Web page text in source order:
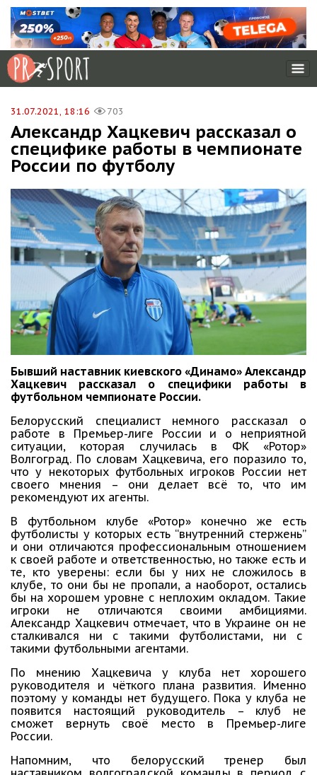
31.07.2021, 18:16 703
Александр Хацкевич рассказал о
специфике работы в чемпионате
России по футболу
Бывший наставник киевского «Динамо» Александр
Хацкевич рассказал о специфики работы в
футбольном чемпионате России.
Белорусский специалист немного рассказал о
работе в Премьер-лиге России и о неприятной
ситуации, которая случилась в ФК «Ротор»
Волгоград. По словам Хацкевича, его поразило то,
что у некоторых футбольных игроков России нет
своего мнения – они делает всё то, что им
рекомендуют их агенты.
В футбольном клубе «Ротор» конечно же есть
футболисты у которых есть “внутренний стержень”
и они отличаются профессиональным отношением
к своей работе и ответственностью, но также есть и
те, кто уверены: если бы у них не сложилось в
клубе, то они бы не пропали, а наоборот, остались
бы на хорошем уровне с неплохим окладом. Такие
игроки не отличаются своими амбициями.
Александр Хацкевич отмечает, что в Украине он не
сталкивался ни с такими футболистами, ни с
такими футбольными агентами.
По мнению Хацкевича у клуба нет хорошего
руководителя и чёткого плана развития. Именно
поэтому у команды нет будущего. Пока у клуба не
появится настоящий руководитель – клуб не
сможет вернуть своё место в Премьер-лиге
России.
Напомним, что белорусский тренер был